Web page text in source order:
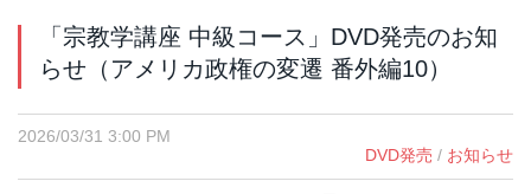
「宗教学講座 中級コース」DVD発売のお知
らせ（アメリカ政権の変遷 番外編10）
2026/03/31 3:00 PM
DVD発売 / お知らせ